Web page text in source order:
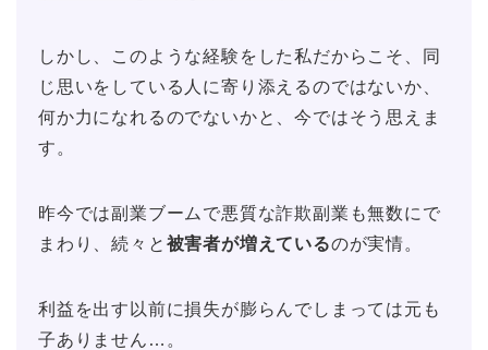
しかし、このような経験をした私だからこそ、同
じ思いをしている人に寄り添えるのではないか、
何か力になれるのでないかと、今ではそう思えま
す。
昨今では副業ブームで悪質な詐欺副業も無数にで
まわり、続々と 被害者が増えているのが実情。
利益を出す以前に損失が膨らんでしまっては元も
子ありません…。